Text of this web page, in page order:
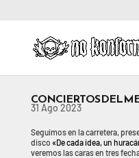
CONCIERTOS DEL
31 Ago 2023
Seguimos en la carretera,
disco «De cada idea, un
veremos las caras en tres